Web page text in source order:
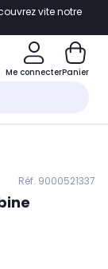
vite notre
Me connecterPanier
Réf. 9000521337